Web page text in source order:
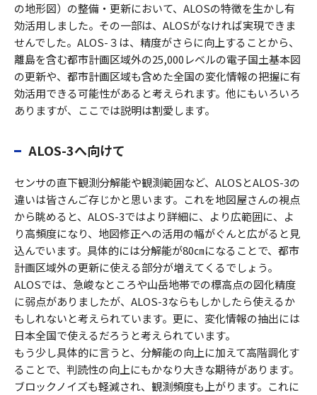
の地形図）の整備・更新において、ALOSの特徴を生かし有
効活用しました。その一部は、ALOSがなければ実現できま
せんでした。ALOS-３は、精度がさらに向上することから、
離島を含む都市計画区域外の25,000レベルの電子国土基本図
の更新や、都市計画区域も含めた全国の変化情報の把握に有
効活用できる可能性があると考えられます。他にもいろいろ
ありますが、ここでは説明は割愛します。
ALOS-3へ向けて
センサの直下観測分解能や観測範囲など、ALOSとALOS-3の
違いは皆さんご存じかと思います。これを地図屋さんの視点
から眺めると、ALOS-3ではより詳細に、より広範囲に、よ
り高頻度になり、地図修正への活用の幅がぐんと広がると見
込んでいます。具体的には分解能が80㎝になることで、都市
計画区域外の更新に使える部分が増えてくるでしょう。
ALOSでは、急峻なところや山岳地帯での標高点の図化精度
に弱点がありましたが、ALOS-3ならもしかしたら使えるか
もしれないと考えられています。更に、変化情報の抽出には
日本全国で使えるだろうと考えられています。
もう少し具体的に言うと、分解能の向上に加えて高階調化す
ることで、判読性の向上にもかなり大きな期待があります。
ブロックノイズも軽減され、観測頻度も上がります。これに